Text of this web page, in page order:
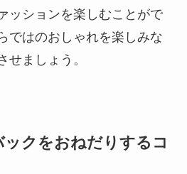
ッションを楽しむことがで
ではのおしゃれを楽しみな
せましょう。
クをおねだりするコ